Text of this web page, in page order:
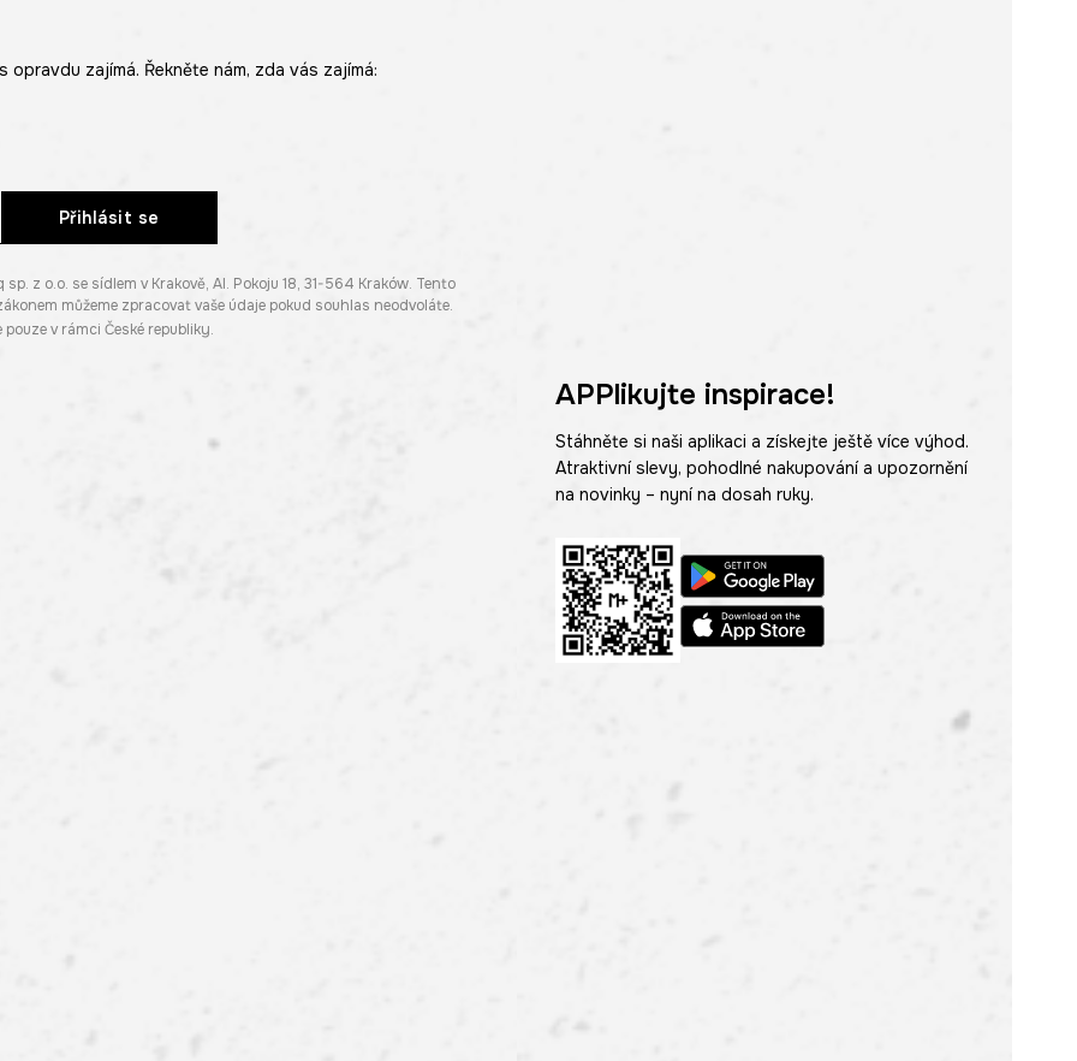
zajímá. Řekněte nám, zda vás zajímá:
Přihlásit se
z o.o. se sídlem v Krakově, Al. Pokoju 18, 31-564 Kraków. Tento
můžeme zpracovat vaše údaje pokud souhlas neodvoláte.
pouze v rámci České republiky.
APPlikujte inspirace!
Stáhněte si naši aplikaci a získejte ještě více výhod.
Atraktivní slevy, pohodlné nakupování a upozornění
na novinky – nyní na dosah ruky.